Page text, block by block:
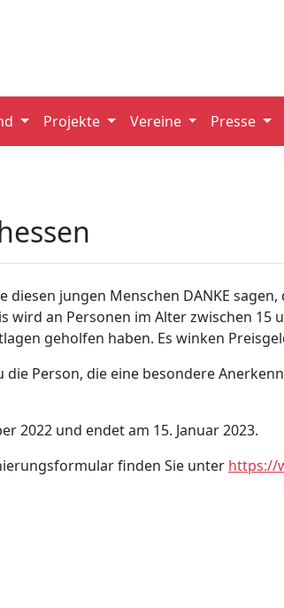
Projekte Vereine Presse
jungen Menschen DANKE
wird an Personen im Alter zwischen 15
geholfen haben. Es winken
Person, die eine besondere
2022 und endet am 15. Januar 2023.
finden Sie unter https://